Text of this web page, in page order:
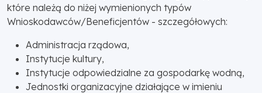
które należą do niżej wymienionych typów
Wnioskodawców/Beneficjentów - szczegółowych:
Administracja rządowa,
Instytucje kultury,
Instytucje odpowiedzialne za gospodarkę wodną,
Jednostki organizacyjne działające w imieniu